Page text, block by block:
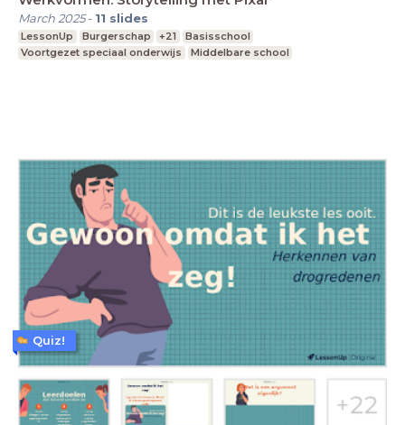
March 2025- 11 slides
LessonUp Burgerschap +21
Basisschool
Voortgezet speciaal onderwijs
Middelbare school
Quiz!